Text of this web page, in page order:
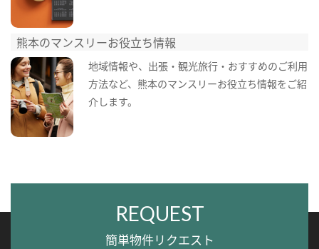
熊本のマンスリーお役立ち情報
地域情報や、出張・観光旅行・おすすめのご利用
方法など、熊本のマンスリーお役立ち情報をご紹
介します。
REQUEST
簡単物件リクエスト